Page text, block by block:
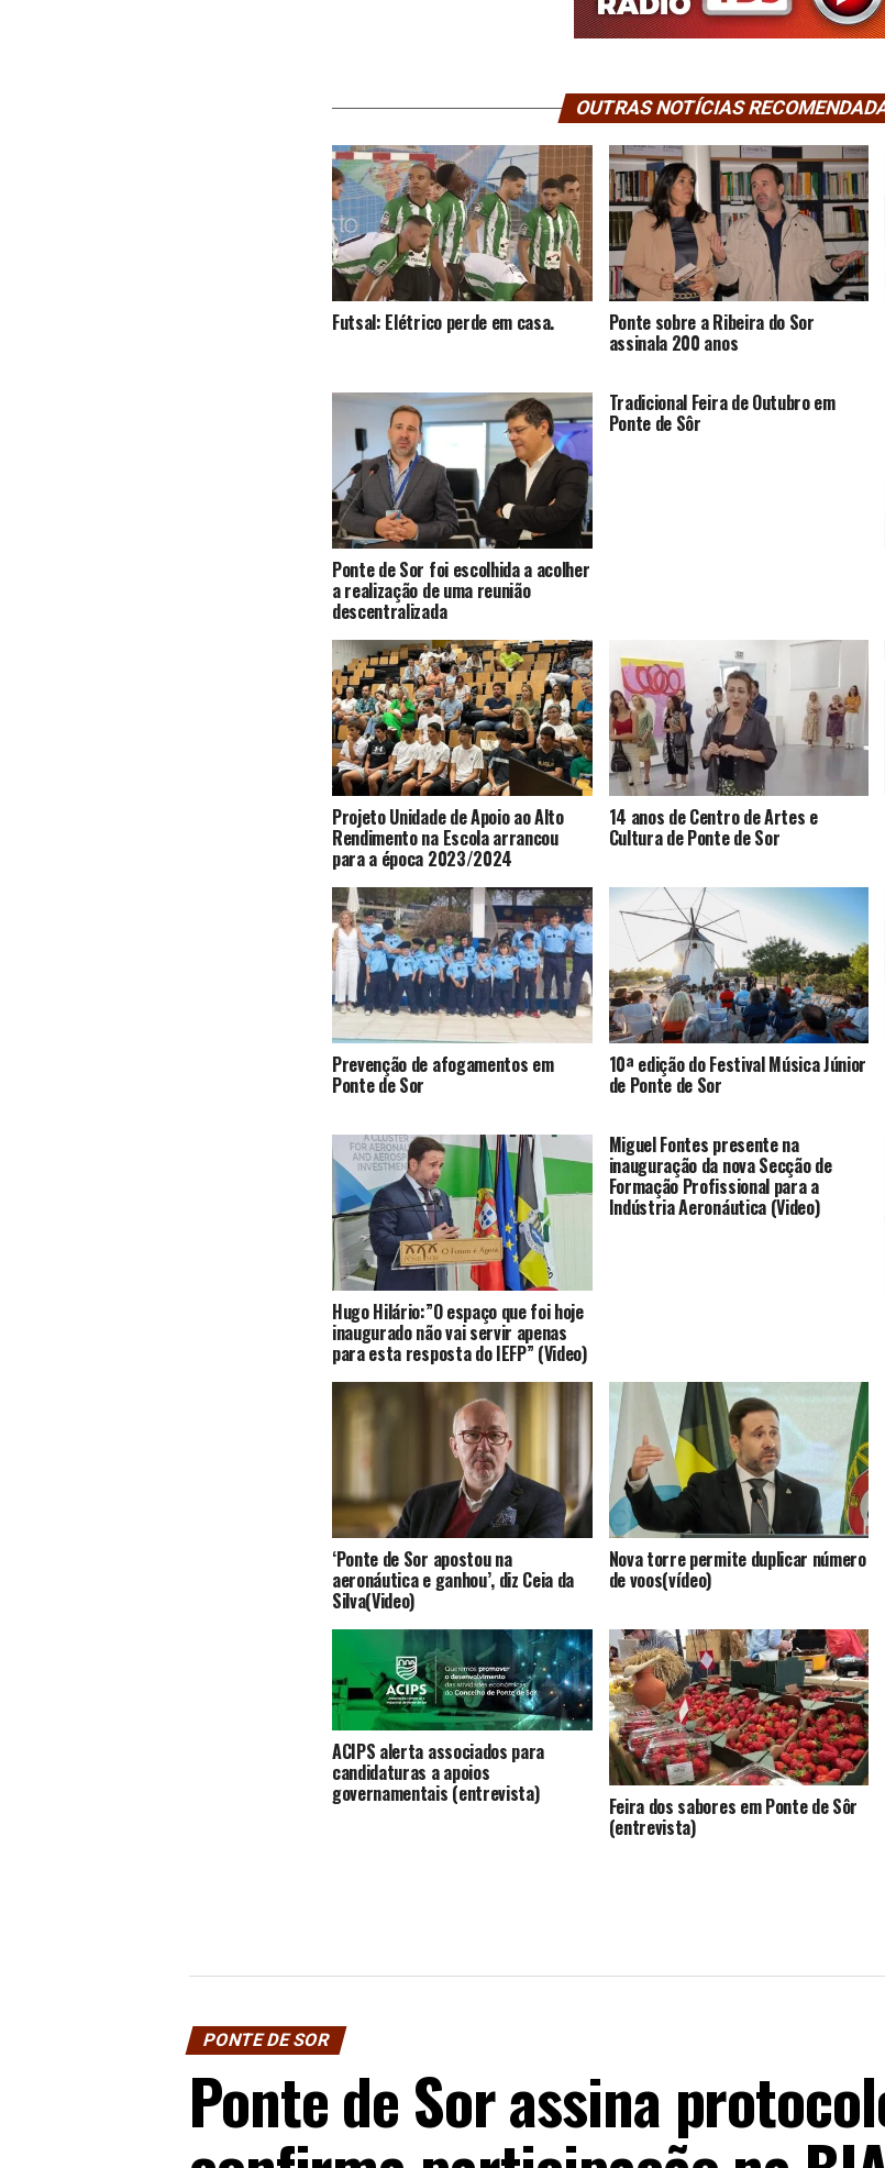
OUTRAS NOTÍCIAS
Futsal: Elétrico perde em casa. Ponte sobre a Ribeira do Sor
assinala 200 anos
Ponte de Sor foi escolhida a acolher
a realização de uma reunião
descentralizada
Tradicional Feira de Outubro em
Ponte de Sôr
Projeto Unidade de Apoio ao Alto
Rendimento na Escola arrancou
para a época 2023/2024
14 anos de Centro de Artes e
Cultura de Ponte de Sor
Prevenção de afogamentos em
Ponte de Sor
10ª edição do Festival Música Júnior
de Ponte de Sor
Hugo Hilário:”O espaço que foi hoje
inaugurado não vai servir apenas
para esta resposta do IEFP” (Video)
Miguel Fontes presente na
inauguração da nova Secção de
Formação Profissional para a
Indústria Aeronáutica (Video)
‘Ponte de Sor apostou na
aeronáutica e ganhou’, diz Ceia da
Silva(Video)
Nova torre permite duplicar número
de voos(vídeo)
ACIPS alerta associados para
candidaturas a apoios
governamentais (entrevista)
Feira dos sabores em Ponte de Sôr
(entrevista)
PONTE DE SOR
Ponte de Sor assina